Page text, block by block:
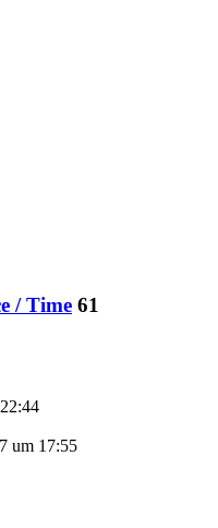
/ Time 61
um 17:55